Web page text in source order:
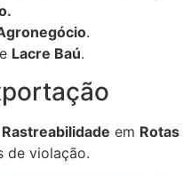
.
e Lacre Baú.
Rastreabilidade em Rotas
de violação.